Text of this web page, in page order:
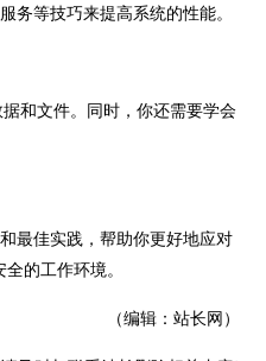
等技巧来提高系统的性能。
和文件。同时，你还需要学会
最佳实践，帮助你更好地应对
的工作环境。
（编辑：站长网）